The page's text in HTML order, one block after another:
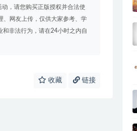
，请您购买正版授权并合法使
、网友上传，仅供大家参考、学
非法行为，请在24小时之内自
收藏 链接